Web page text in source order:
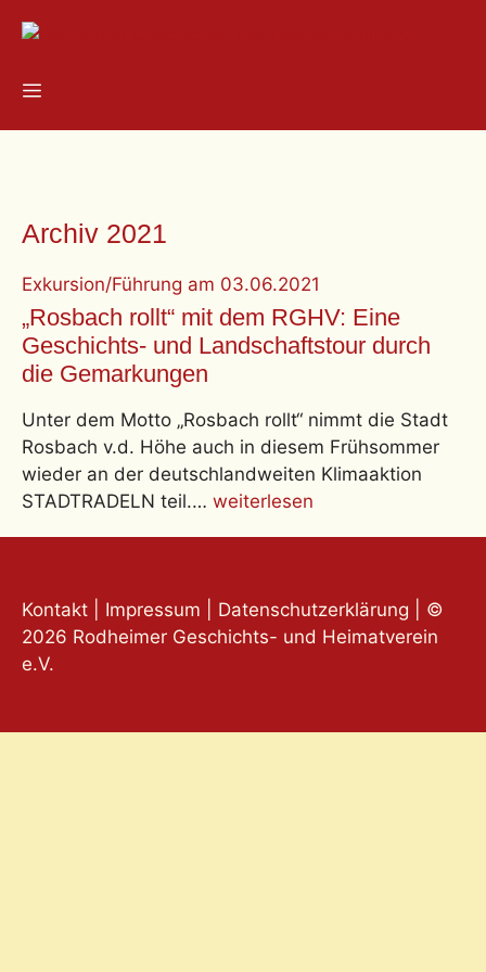
Inhalt
Menü
Archiv 2021
Exkursion/Führung am 03.06.2021
„Rosbach rollt“ mit dem RGHV: Eine
Geschichts- und Landschaftstour durch
die Gemarkungen
Unter dem Motto „Rosbach rollt“ nimmt die Stadt
Rosbach v.d. Höhe auch in diesem Frühsommer
wieder an der deutschlandweiten Klimaaktion
STADTRADELN teil.… weiterlesen
Kontakt Impressum Datenschutzerklärung | ©
2026 Rodheimer Geschichts- und Heimatverein
e.V.